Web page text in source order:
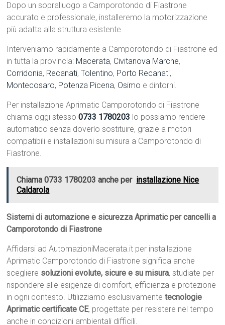
Dopo un sopralluogo a Camporotondo di Fiastrone
accurato e professionale, installeremo la motorizzazione
più adatta alla struttura esistente.
Interveniamo rapidamente a Camporotondo di Fiastrone ed
in tutta la provincia: Macerata, Civitanova Marche,
Corridonia, Recanati,Tolentino, Porto Recanati,
Montecosaro, Potenza Picena, Osimo e dintorni.
Per installazione Aprimatic Camporotondo di Fiastrone
chiama oggi stesso0733 1780203 lo possiamo rendere
automatico senza doverlo sostituire, grazie a motori
compatibili e installazioni su misura a Camporotondo di
Fiastrone.
Chiama 0733 1780203 anche per installazione Nice
Caldarola
Sistemi di automazione e sicurezza Aprimatic per cancelli a
Camporotondo di Fiastrone
Affidarsi ad AutomazioniMacerata.it per installazione
Aprimatic Camporotondo di Fiastrone significa anche
scegliere soluzioni evolute, sicure e su misura, studiate per
rispondere alle esigenze di comfort, efficienza e protezione
in ogni contesto. Utilizziamo esclusivamentetecnologie
Aprimatic certificate CE, progettate per resistere nel tempo
anche in condizioni ambientali difficili.